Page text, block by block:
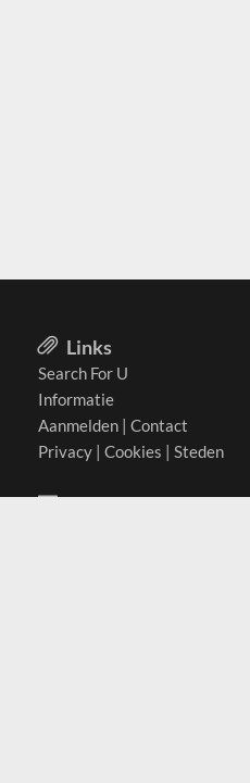
Links
Search For U
Informatie
Aanmelden | Contact
Privacy | Cookies | Steden
Actief in